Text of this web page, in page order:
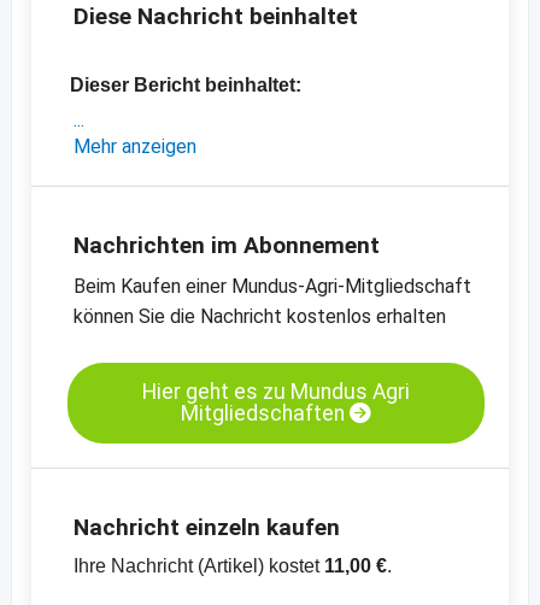
Diese Nachricht beinhaltet
Dieser Bericht beinhaltet:
- eine Analyse des chinesischen
- Preischart für Kürbiskerne, GWS, Grade AA
Grade AA
-weitere Preischarts
Mehr anzeigen
Nachrichten im Abonnement
Beim Kaufen einer Mundus-Agri-Mitgliedschaft
können Sie die Nachricht kostenlos erhalten
Hier geht es zu Mundus Agri
Mitgliedschaften
Nachricht einzeln kaufen
Ihre Nachricht (Artikel) kostet 11,00 €.